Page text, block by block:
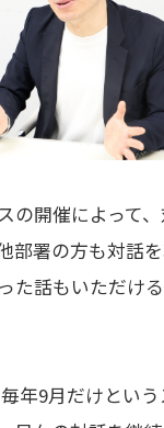
の開催によって
部署の方も対話
た話もいただけ
毎年9月だけとい